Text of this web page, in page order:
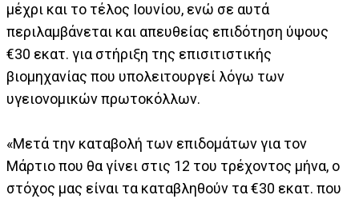
μέχρι και το τέλος Ιουνίου, ενώ σε αυτά
περιλαμβάνεται και απευθείας επιδότηση ύψους
€30 εκατ. για στήριξη της επισιτιστικής
βιομηχανίας που υπολειτουργεί λόγω των
υγειονομικών πρωτοκόλλων.
«Μετά την καταβολή των επιδομάτων για τον
Μάρτιο που θα γίνει στις 12 του τρέχοντος μήνα, ο
στόχος μας είναι τα καταβληθούν τα €30 εκατ. που